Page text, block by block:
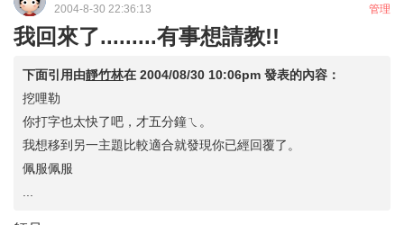
管理
2004-8-30 22:36:13
我回來了.........有事想請教!!
下面引用由靜竹林在 2004/08/30 10:06pm 發表的內容：
挖哩勒
你打字也太快了吧，才五分鐘ㄟ。
我想移到另一主題比較適合就發現你已經回覆了。
佩服佩服